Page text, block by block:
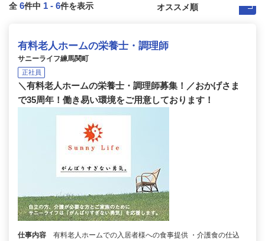
全 6件中 1 - 6件を表示
有料老人ホームの栄養士・調理師
サニーライフ練馬関町
正社員
＼有料老人ホームの栄養士・調理師募集！／おかげさま
で35周年！働き易い環境をご用意しております！
仕事内容
有料老人ホームでの入居者様への食事提供 ・介護食の仕込